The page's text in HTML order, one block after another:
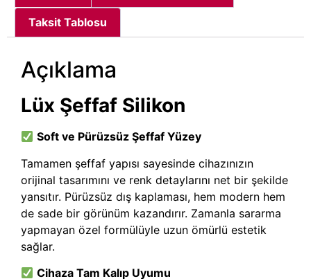
Taksit Tablosu
Açıklama
Lüx Şeffaf Silikon
Soft ve Pürüzsüz Şeffaf Yüzey
Tamamen şeffaf yapısı sayesinde cihazınızın
orijinal tasarımını ve renk detaylarını net bir şekilde
yansıtır. Pürüzsüz dış kaplaması, hem modern hem
de sade bir görünüm kazandırır. Zamanla sararma
yapmayan özel formülüyle uzun ömürlü estetik
sağlar.
Cihaza Tam Kalıp Uyumu